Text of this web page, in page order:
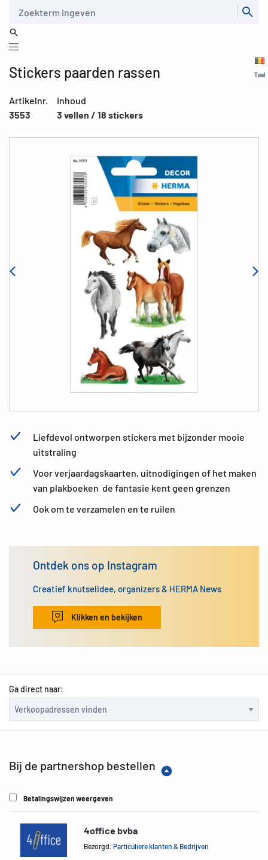
Taal
Stickers paarden rassen
Artikelnr.
3553
Inhoud
3 vellen / 18 stickers
Liefdevol ontworpen stickers met bijzonder mooie
uitstraling
Voor verjaardagskaarten, uitnodigingen of het maken
van plakboeken  de fantasie kent geen grenzen
Ook om te verzamelen en te ruilen
Ontdek ons op Instagram
Creatief knutselidee, organizers & HERMA News
Klikken en bekijken
Ga direct naar:
Bij de partnershop bestellen
Betalingswijzen weergeven
4office bvba
Bezorgd:Particuliere klanten & Bedrijven